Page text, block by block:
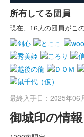
所有してる団員
現在、16人の団員がこ
最終入手日：2025年06
御城印の情報